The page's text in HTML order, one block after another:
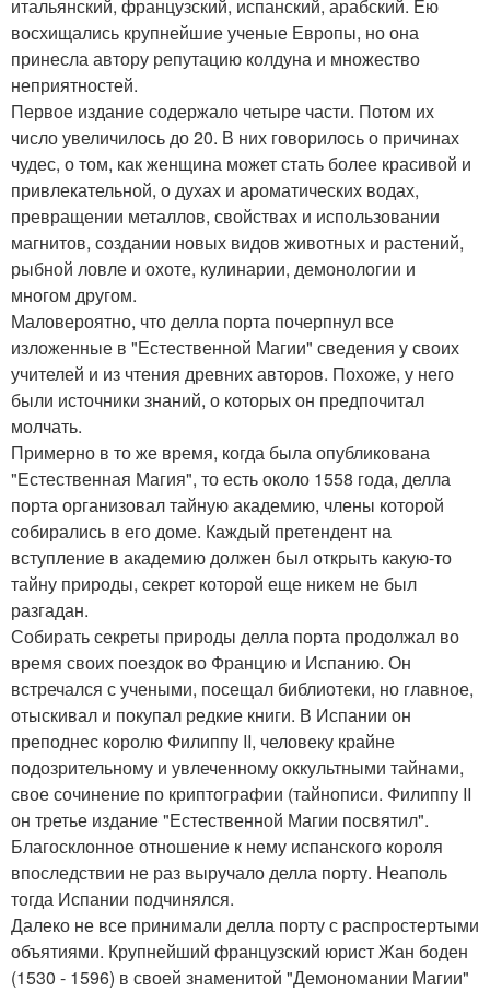
итальянский, французский, испанский, арабский. Ею
восхищались крупнейшие ученые Европы, но она
принесла автору репутацию колдуна и множество
неприятностей.
Первое издание содержало четыре части. Потом их
число увеличилось до 20. В них говорилось о причинах
чудес, о том, как женщина может стать более красивой и
привлекательной, о духах и ароматических водах,
превращении металлов, свойствах и использовании
магнитов, создании новых видов животных и растений,
рыбной ловле и охоте, кулинарии, демонологии и
многом другом.
Маловероятно, что делла порта почерпнул все
изложенные в "Естественной Магии" сведения у своих
учителей и из чтения древних авторов. Похоже, у него
были источники знаний, о которых он предпочитал
молчать.
Примерно в то же время, когда была опубликована
"Естественная Магия", то есть около 1558 года, делла
порта организовал тайную академию, члены которой
собирались в его доме. Каждый претендент на
вступление в академию должен был открыть какую-то
тайну природы, секрет которой еще никем не был
разгадан.
Собирать секреты природы делла порта продолжал во
время своих поездок во Францию и Испанию. Он
встречался с учеными, посещал библиотеки, но главное,
отыскивал и покупал редкие книги. В Испании он
преподнес королю Филиппу II, человеку крайне
подозрительному и увлеченному оккультными тайнами,
свое сочинение по криптографии (тайнописи. Филиппу II
он третье издание "Естественной Магии посвятил".
Благосклонное отношение к нему испанского короля
впоследствии не раз выручало делла порту. Неаполь
тогда Испании подчинялся.
Далеко не все принимали делла порту с распростертыми
объятиями. Крупнейший французский юрист Жан боден
(1530 - 1596) в своей знаменитой "Демономании Магии"